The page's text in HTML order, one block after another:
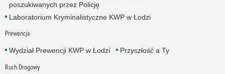
poszukiwanych przez Policję
Laboratorium Kryminalistyczne KWP w Łodzi
Prewencja
Wydział Prewencji KWP w Łodzi Przyszłość a Ty
Ruch Drogowy